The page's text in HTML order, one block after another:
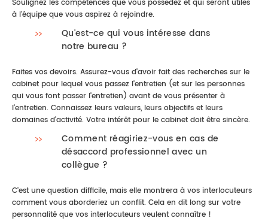
Soulignez les compétences que vous possédez et qui seront utiles
à l'équipe que vous aspirez à rejoindre.
Qu'est-ce qui vous intéresse dans
notre bureau ?
Faites vos devoirs. Assurez-vous d'avoir fait des recherches sur le
cabinet pour lequel vous passez l'entretien (et sur les personnes
qui vous font passer l'entretien) avant de vous présenter à
l'entretien. Connaissez leurs valeurs, leurs objectifs et leurs
domaines d'activité. Votre intérêt pour le cabinet doit être sincère.
Comment réagiriez-vous en cas de
désaccord professionnel avec un
collègue ?
C'est une question difficile, mais elle montrera à vos interlocuteurs
comment vous aborderiez un conflit. Cela en dit long sur votre
personnalité que vos interlocuteurs veulent connaître !